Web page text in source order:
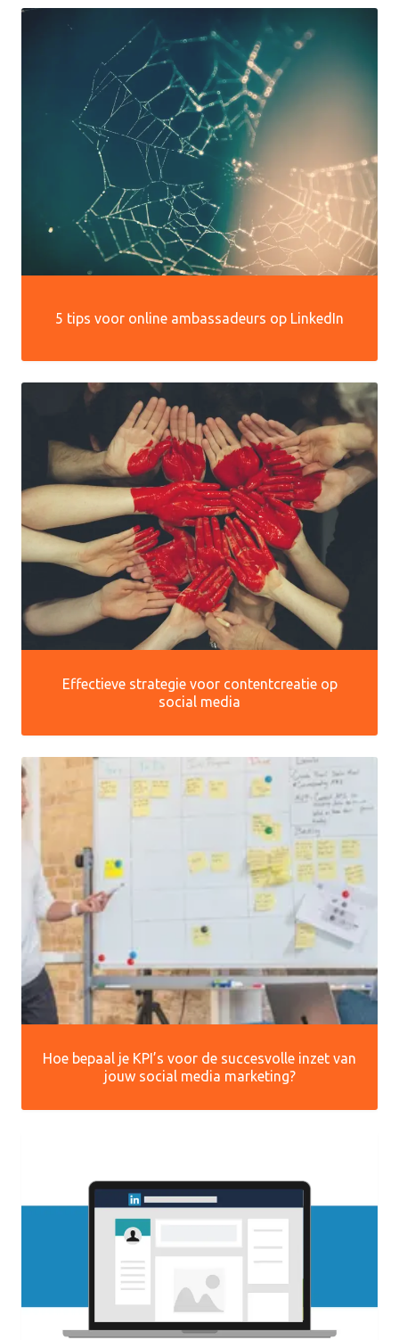
5 tips voor online ambassadeurs op LinkedIn
Effectieve strategie voor contentcreatie op
social media
Hoe bepaal je KPI’s voor de succesvolle inzet van
jouw social media marketing?